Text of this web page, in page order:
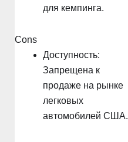
для кемпинга.
Cons
Доступность:
Запрещена к
продаже на рынке
легковых
автомобилей США.